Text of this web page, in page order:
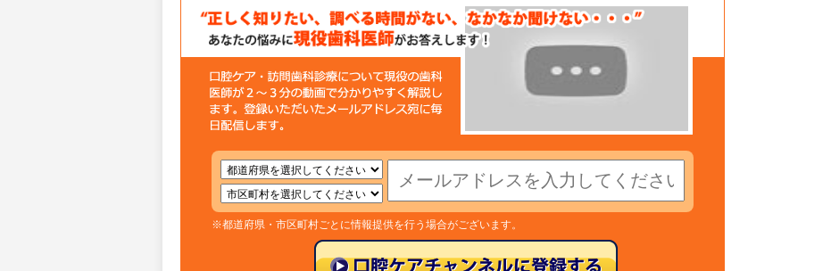
※都道府県・市区町村ごとに情報提供を行う場合がございます。